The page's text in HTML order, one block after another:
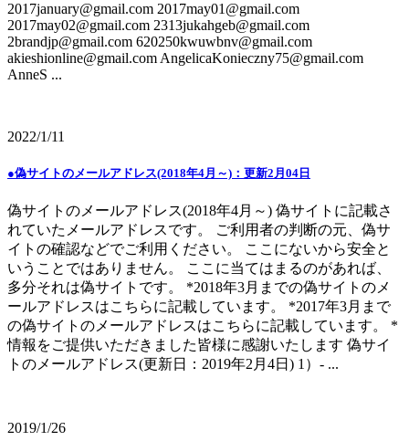
2017january@gmail.com 2017may01@gmail.com
2017may02@gmail.com 2313jukahgeb@gmail.com
2brandjp@gmail.com 620250kwuwbnv@gmail.com
akieshionline@gmail.com AngelicaKonieczny75@gmail.com
AnneS ...
2022/1/11
●偽サイトのメールアドレス(2018年4月～)：更新2月04日
偽サイトのメールアドレス(2018年4月～) 偽サイトに記載さ
れていたメールアドレスです。 ご利用者の判断の元、偽サ
イトの確認などでご利用ください。 ここにないから安全と
いうことではありません。 ここに当てはまるのがあれば、
多分それは偽サイトです。 *2018年3月までの偽サイトのメ
ールアドレスはこちらに記載しています。 *2017年3月まで
の偽サイトのメールアドレスはこちらに記載しています。 *
情報をご提供いただきました皆様に感謝いたします 偽サイ
トのメールアドレス(更新日：2019年2月4日) 1）- ...
2019/1/26